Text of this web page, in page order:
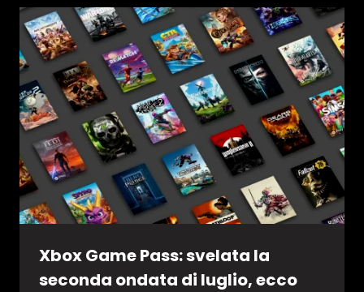
Xbox Game Pass: svelata la
seconda ondata di luglio, ecco